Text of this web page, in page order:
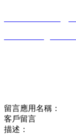
留言應用名稱：
客戶留言
描述：